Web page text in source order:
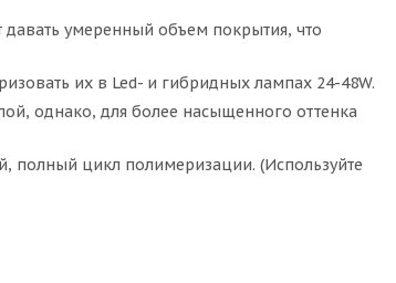
давать умеренный объем покрытия, что
их в Led- и гибридных лампах 24-48W.
однако, для более насыщенного оттенка
полный цикл полимеризации. (Используйте